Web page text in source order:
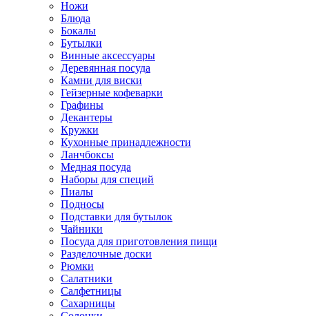
Ножи
Блюда
Бокалы
Бутылки
Винные аксессуары
Деревянная посуда
Камни для виски
Гейзерные кофеварки
Графины
Декантеры
Кружки
Кухонные принадлежности
Ланчбоксы
Медная посуда
Наборы для специй
Пиалы
Подносы
Подставки для бутылок
Чайники
Посуда для приготовления пищи
Разделочные доски
Рюмки
Салатники
Салфетницы
Сахарницы